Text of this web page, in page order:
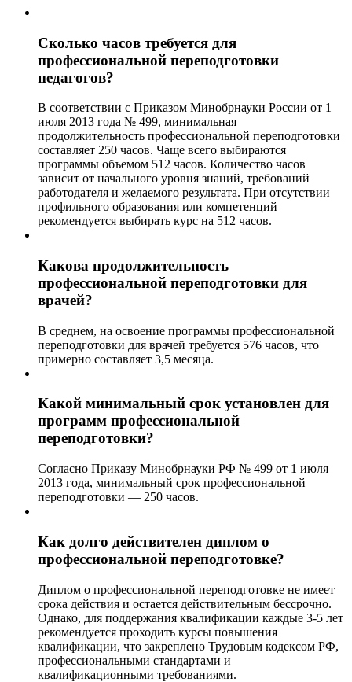
Сколько часов требуется для
профессиональной переподготовки
педагогов?
В соответствии с Приказом Минобрнауки России от 1
июля 2013 года № 499, минимальная
продолжительность профессиональной переподготовки
составляет 250 часов. Чаще всего выбираются
программы объемом 512 часов. Количество часов
зависит от начального уровня знаний, требований
работодателя и желаемого результата. При отсутствии
профильного образования или компетенций
рекомендуется выбирать курс на 512 часов.
Какова продолжительность
профессиональной переподготовки для
врачей?
В среднем, на освоение программы профессиональной
переподготовки для врачей требуется 576 часов, что
примерно составляет 3,5 месяца.
Какой минимальный срок установлен для
программ профессиональной
переподготовки?
Согласно Приказу Минобрнауки РФ № 499 от 1 июля
2013 года, минимальный срок профессиональной
переподготовки — 250 часов.
Как долго действителен диплом о
профессиональной переподготовке?
Диплом о профессиональной переподготовке не имеет
срока действия и остается действительным бессрочно.
Однако, для поддержания квалификации каждые 3-5 лет
рекомендуется проходить курсы повышения
квалификации, что закреплено Трудовым кодексом РФ,
профессиональными стандартами и
квалификационными требованиями.